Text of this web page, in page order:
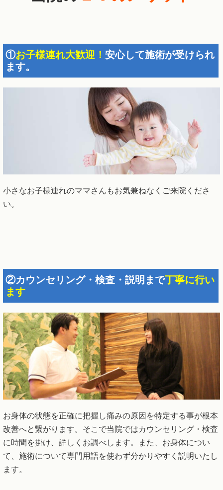
①お子様連れ大歓迎！ 安心して施術が受けられ
ます。
小さなお子様連れのママさんもお気兼ねなくご来院くださ
い。
②カウンセリング・検査・説明まで丁寧に行い
ます
お身体の状態を正確に把握し痛みの原因を特定する事が根本
改善へと繋がります。そこで当院ではカウンセリング・検査
に時間を掛け、詳しくお調べします。また、お身体につい
て、施術について専門用語を使わず分かりやすく説明いたし
ます。